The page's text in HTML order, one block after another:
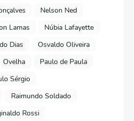
Nelson Ned
Lamas
Núbia Lafayette
Dias
Osvaldo Oliveira
Ovelha
Paulo de Paula
Sérgio
Raimundo Soldado
Rossi